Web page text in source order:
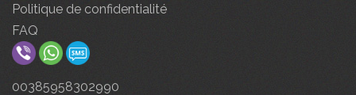
Politique de confidentialité
FAQ
00385958302990